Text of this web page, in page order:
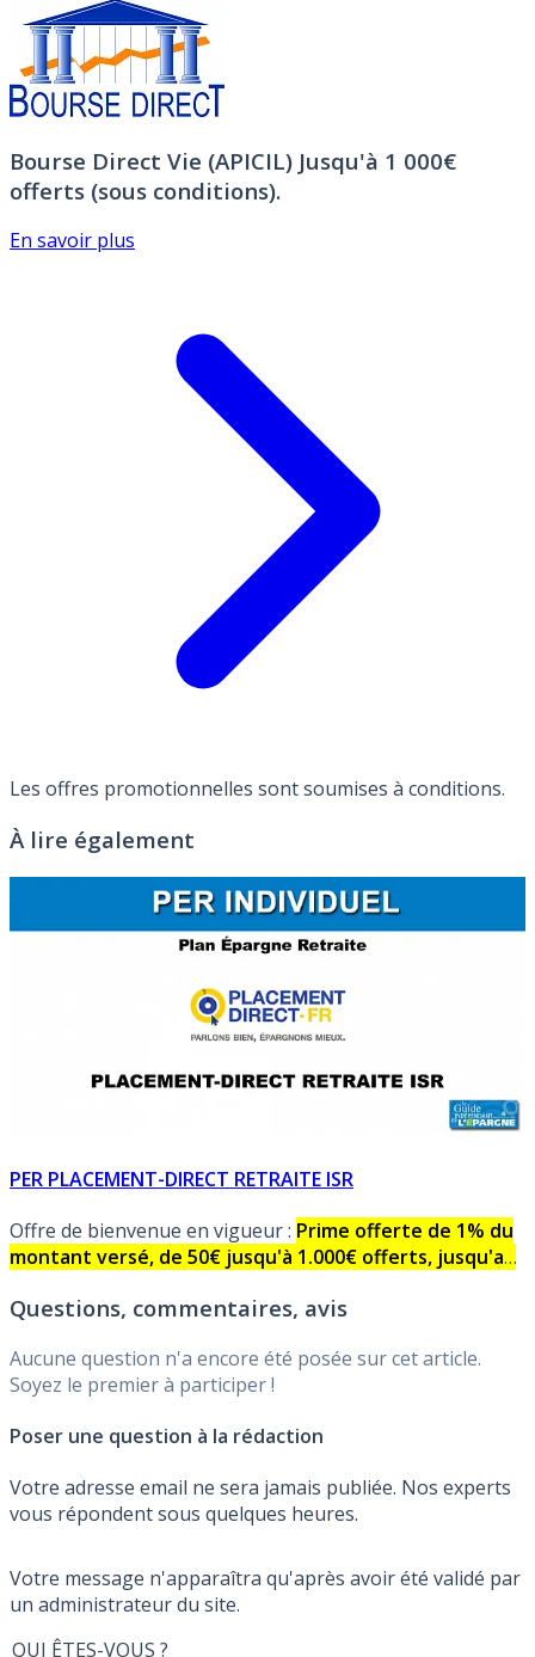
Bourse Direct Vie (APICIL) Jusqu'à 1 000€
offerts (sous conditions).
En savoir plus
Les offres promotionnelles sont soumises à conditions.
À lire également
PER PLACEMENT-DIRECT RETRAITE ISR
Offre de bienvenue en vigueur : Prime offerte de 1% du
montant versé, de 50€ jusqu'à 1.000€ offerts, jusqu'au
Questions, commentaires, avis
Aucune question n'a encore été posée sur cet article.
Soyez le premier à participer !
Poser une question à la rédaction
Votre adresse email ne sera jamais publiée. Nos experts
vous répondent sous quelques heures.
Votre message n'apparaîtra qu'après avoir été validé par
un administrateur du site.
QUI ÊTES-VOUS ?